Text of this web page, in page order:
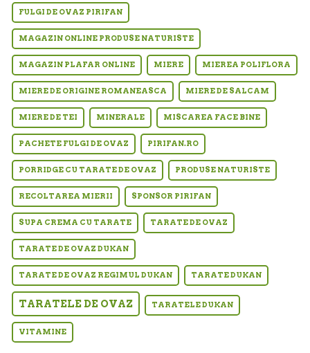
FULGI DE OVAZ PIRIFAN
MAGAZIN ONLINE PRODUSE NATURISTE
MAGAZIN PLAFAR ONLINE MIERE MIEREA POLIFLORA
MIERE DE ORIGINE ROMANEASCA MIERE DE SALCAM
MIERE DE TEI MINERALE MISCAREA FACE BINE
PACHETE FULGI DE OVAZ PIRIFAN.RO
PORRIDGE CU TARATE DE OVAZ PRODUSE NATURISTE
RECOLTAREA MIERII SPONSOR PIRIFAN
SUPA CREMA CU TARATE TARATE DE OVAZ
TARATE DE OVAZ DUKAN
TARATE DE OVAZ REGIMUL DUKAN TARATE DUKAN
TARATELE DE OVAZ TARATELE DUKAN
VITAMINE